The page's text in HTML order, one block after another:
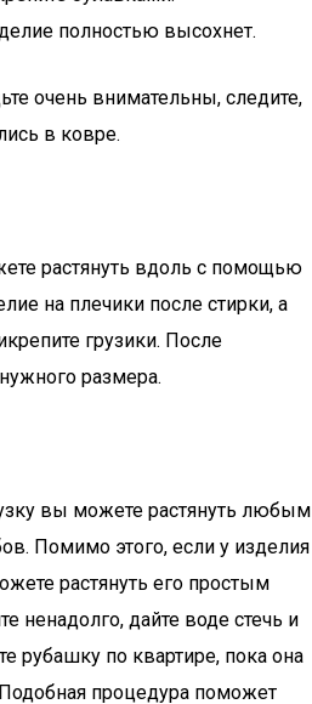
полностью высохнет.
очень внимательны, следите,
в ковре.
растянуть вдоль с помощью
на плечики после стирки, а
грузики. После
размера.
вы можете растянуть любым
Помимо этого, если у изделия
растянуть его простым
ненадолго, дайте воде стечь и
рубашку по квартире, пока она
процедура поможет